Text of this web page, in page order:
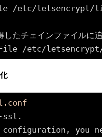
/etc/letsencrypt/
たチェインファイルに追
/etc/letsencrypt/
ssl.
configuration, you